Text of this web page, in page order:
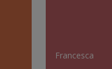
Francesca